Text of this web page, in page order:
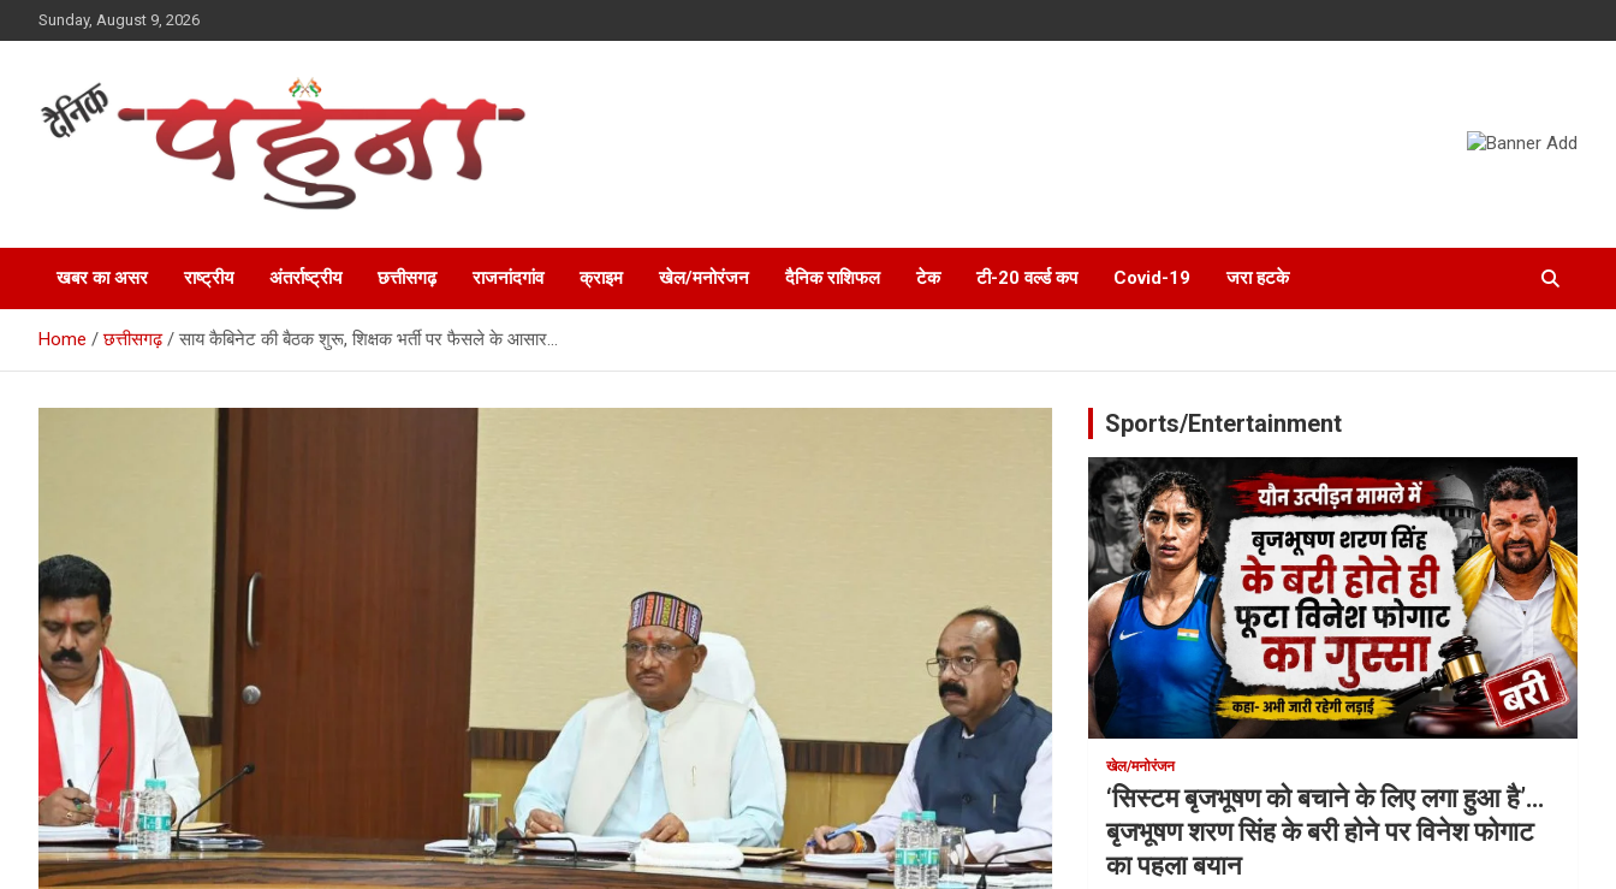
to
Sunday, August 9, 2026
Dainik Pahuna
खबर का असर राष्ट्रीय अंतर्राष्ट्रीय छत्तीसगढ़ राजनांदगांव क्राइम खेल/मनोरंजन दैनिक राशिफल टेक टी-20 वर्ल्ड कप Covid-19 जरा हटके
Home छत्तीसगढ़ साय कैबिनेट की बैठक शुरू, शिक्षक भर्ती पर फैसले के आसार…
Sports/Entertainment
खेल/मनोरंजन
‘सिस्टम बृजभूषण को बचाने के लिए लगा हुआ है’…
बृजभूषण शरण सिंह के बरी होने पर विनेश फोगाट
का पहला बयान